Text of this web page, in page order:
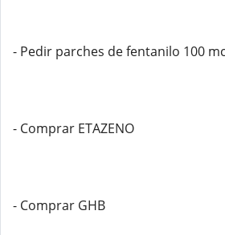
- Pedir parches de fentanilo 100
- Comprar ETAZENO
- Comprar GHB